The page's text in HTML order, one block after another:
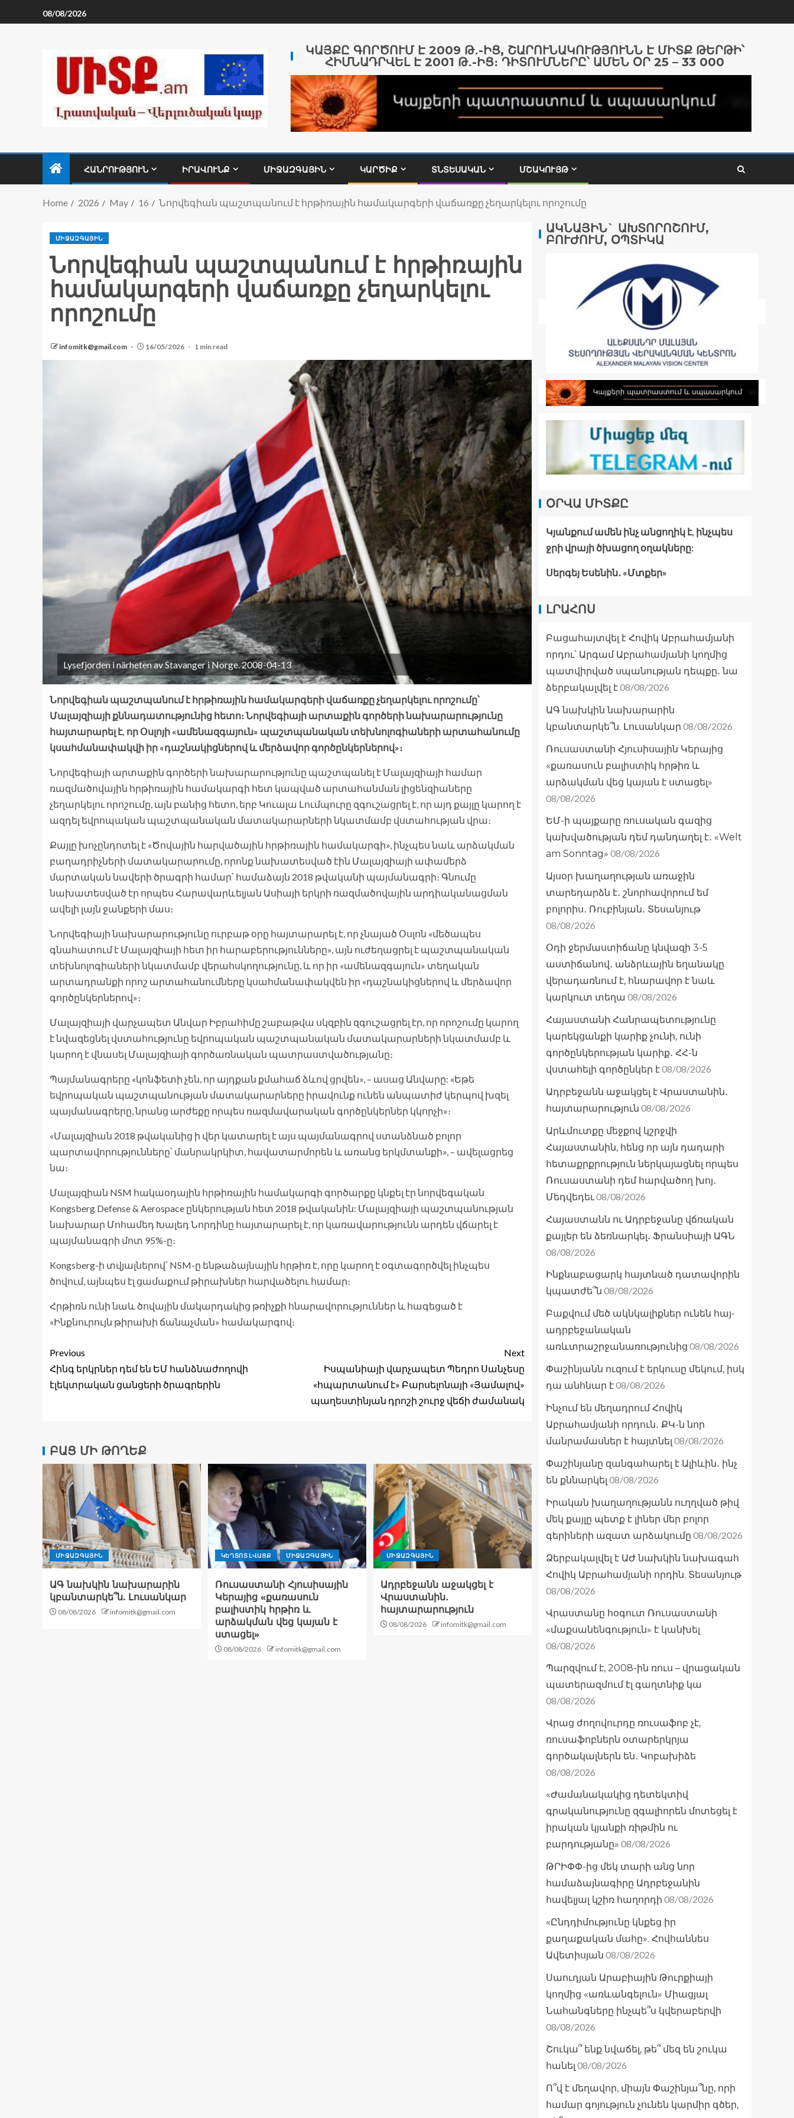
08/08/2026
ԿԱՅՔԸ ԳՈՐԾՈՒՄ Է 2009 Թ․-ԻՑ, ՇԱՐՈՒՆԱԿՈՒԹՅՈՒՆՆ Է ՄԻՏՔ ԹԵՐԹԻ՝
ՀԻՄՆԱԴՐՎԵԼ Է 2001 Թ․-ԻՑ։ ԴԻՏՈՒՄՆԵՐԸ՝ ԱՄԵՆ ՕՐ 25 – 33 000
ՀԱՆՐՈՒԹՅՈՒՆ ԻՐԱՎՈՒՆՔ ՄԻՋԱԶԳԱՅԻՆ ԿԱՐԾԻՔ ՏՆՏԵՍԱԿԱՆ ՄՇԱԿՈՒՅԹ
Home 2026 May 16 Նորվեգիան պաշտպանում է հրթիռային համակարգերի վաճառքը չեղարկելու որոշումը
ՄԻՋԱԶԳԱՅԻՆ
Նորվեգիան պաշտպանում է հրթիռային
համակարգերի վաճառքը չեղարկելու
որոշումը
infomitk@gmail.com 16/05/2026 1 min read
Lysefjorden i närheten av Stavanger i Norge. 2008-04-13
Նորվեգիան պաշտպանում է հրթիռային համակարգերի վաճառքը չեղարկելու որոշումը՝
Մալայզիայի քննադատությունից հետո։ Նորվեգիայի արտաքին գործերի նախարարությունը
հայտարարել է, որ Օսլոյի «ամենազգայուն» պաշտպանական տեխնոլոգիաների արտահանումը
կսահմանափակվի իր «դաշնակիցներով և մերձավոր գործընկերներով»։
Նորվեգիայի արտաքին գործերի նախարարությունը պաշտպանել է Մալայզիայի համար
ռազմածովային հրթիռային համակարգի հետ կապված արտահանման լիցենզիաները
չեղարկելու որոշումը, այն բանից հետո, երբ Կուալա Լումպուրը զգուշացրել է, որ այդ քայլը կարող է
ազդել եվրոպական պաշտպանական մատակարարների նկատմամբ վստահության վրա։
Քայլը խոչընդոտել է «Ծովային հարվածային հրթիռային համակարգի», ինչպես նաև արձակման
բաղադրիչների մատակարարումը, որոնք նախատեսված էին Մալայզիայի ափամերձ
մարտական ​​նավերի ծրագրի համար՝ համաձայն 2018 թվականի պայմանագրի։ Գնումը
նախատեսված էր որպես Հարավարևելյան Ասիայի երկրի ռազմածովային արդիականացման
ավելի լայն ջանքերի մաս։
Նորվեգիայի նախարարությունը ուրբաթ օրը հայտարարել է, որ չնայած Օսլոն «մեծապես
գնահատում է Մալայզիայի հետ իր հարաբերությունները», այն ուժեղացրել է պաշտպանական
տեխնոլոգիաների նկատմամբ վերահսկողությունը, և որ իր «ամենազգայուն» տեղական
արտադրանքի որոշ արտահանումները կսահմանափակվեն իր «դաշնակիցներով և մերձավոր
գործընկերներով»։
Մալայզիայի վարչապետ Անվար Իբրահիմը շաբաթվա սկզբին զգուշացրել էր, որ որոշումը կարող
է նվազեցնել վստահությունը եվրոպական պաշտպանական մատակարարների նկատմամբ և
կարող է վնասել Մալայզիայի գործառնական պատրաստվածությանը։
Պայմանագրերը «կոնֆետի չեն, որ այդքան քմահաճ ձևով ցրվեն», – ասաց Անվարը: «Եթե
եվրոպական պաշտպանության մատակարարները իրավունք ունեն անպատիժ կերպով խզել
պայմանագրերը, նրանց արժեքը որպես ռազմավարական գործընկերներ կկորչի»։
«Մալայզիան 2018 թվականից ի վեր կատարել է այս պայմանագրով ստանձնած բոլոր
պարտավորությունները՝ մանրակրկիտ, հավատարմորեն և առանց երկմտանքի», – ավելացրեց
նա։
Մալայզիան NSM հակաօդային հրթիռային համակարգի գործարքը կնքել էր նորվեգական
Kongsberg Defense & Aerospace ընկերության հետ 2018 թվականին: Մալայզիայի պաշտպանության
նախարար Մոհամեդ Խալեդ Նորդինը հայտարարել է, որ կառավարությունն արդեն վճարել է
պայմանագրի մոտ 95%-ը։
Kongsberg-ի տվյալներով՝ NSM-ը ենթաձայնային հրթիռ է, որը կարող է օգտագործվել ինչպես
ծովում, այնպես էլ ցամաքում թիրախներ հարվածելու համար։
Հրթիռն ունի նաև ծովային մակարդակից թռիչքի հնարավորություններ և հագեցած է
«Ինքնուրույն թիրախի ճանաչման» համակարգով։
Previous
Հինգ երկրներ դեմ են ԵՄ հանձնաժողովի
էլեկտրական ցանցերի ծրագրերին
Next
Իսպանիայի վարչապետ Պեդրո Սանչեսը
«հպարտանում է» Բարսելոնայի «Յամալով»
պաղեստինյան դրոշի շուրջ վեճի ժամանակ
ԲԱՑ ՄԻ ԹՈՂԵՔ
ՄԻՋԱԶԳԱՅԻՆ
ԱԳ նախկին նախարարին
կբանտարկե՞ն. Լուսանկար
08/08/2026 infomitk@gmail.com
ԿԵՂՏՈՏ ԼՎԱՑՔ ՄԻՋԱԶԳԱՅԻՆ
Ռուսաստանի Հյուսիսային
Կերայից «քառասուն
բալիստիկ հրթիռ և
արձակման վեց կայան է
ստացել»
08/08/2026 infomitk@gmail.com
ՄԻՋԱԶԳԱՅԻՆ
Ադրբեջանն աջակցել է
Վրաստանին․
հայտարարություն
08/08/2026 infomitk@gmail.com
ԱԿՆԱՅԻՆ` ԱԽՏՈՐՈՇՈՒՄ,
ԲՈՒԺՈՒՄ, ՕՊՏԻԿԱ
ՕՐՎԱ ՄԻՏՔԸ
Կյանքում ամեն ինչ անցողիկ է, ինչպես
ջրի վրայի ծխացող օղակները:
Սերգեյ Եսենին․ «Մտքեր»
ԼՐԱՀՈՍ
Բացահայտվել է Հովիկ Աբրահամյանի
որդու՝ Արգամ Աբրահամյանի կողմից
պատվիրված սպանության դեպքը․ նա
ձերբակալվել է08/08/2026
ԱԳ նախկին նախարարին
կբանտարկե՞ն. Լուսանկար 08/08/2026
Ռուսաստանի Հյուսիսային Կերայից
«քառասուն բալիստիկ հրթիռ և
արձակման վեց կայան է ստացել»
08/08/2026
ԵՄ-ի պայքարը ռուսական գազից
կախվածության դեմ դանդաղել է․ «Welt
am Sonntag» 08/08/2026
Այսօր խաղաղության առաջին
տարեդարձն է․ շնորհավորում եմ
բոլորիս․ Ռուբինյան․ Տեսանյութ
08/08/2026
Օդի ջերմաստիճանը կնվազի 3-5
աստիճանով․ անձրևային եղանակը
վերադառնում է, հնարավոր է նաև
կարկուտ տեղա 08/08/2026
Հայաստանի Հանրապետությունը
կարեկցանքի կարիք չունի, ունի
գործընկերության կարիք․ ՀՀ-ն
վստահելի գործընկեր է08/08/2026
Ադրբեջանն աջակցել է Վրաստանին․
հայտարարություն 08/08/2026
Արևմուտքը մեջքով կշրջվի
Հայաստանին, հենց որ այն դադարի
հետաքրքրություն ներկայացնել որպես
Ռուսաստանի դեմ հարվածող խոյ․
Մեդվեդեւ08/08/2026
Հայաստանն ու Ադրբեջանը վճռական
քայլեր են ձեռնարկել․ Ֆրանսիայի ԱԳՆ
08/08/2026
Ինքնաբացարկ հայտնած դատավորին
կպատժե՞ն 08/08/2026
Բաքվում մեծ ակնկալիքներ ունեն հայ-
ադրբեջանական
առևտրաշրջանառությունից 08/08/2026
Փաշինյանն ուզում է երկուսը մեկում, իսկ
դա անհնար է08/08/2026
Ինչում են մեղադրում Հովիկ
Աբրահամյանի որդուն․ ՔԿ-ն նոր
մանրամասներ է հայտնել 08/08/2026
Փաշինյանը զանգահարել է Ալիևին․ ինչ
են քննարկել 08/08/2026
Իրական խաղաղությանն ուղղված թիվ
մեկ քայլը պետք է լիներ մեր բոլոր
գերիների ազատ արձակումը 08/08/2026
Ձերբակալվել է ԱԺ նախկին նախագահ
Հովիկ Աբրահամյանի որդին. Տեսանյութ
08/08/2026
Վրաստանը հօգուտ Ռուսաստանի
«մաքսանենգություն» է կանխել
08/08/2026
Պարզվում է, 2008-ին ռուս – վրացական
պատերազմում էլ գաղտնիք կա
08/08/2026
Վրաց ժողովուրդը ռուսաֆոբ չէ,
ռուսաֆոբներն օտարերկրյա
գործակալներն են․ Կոբախիձե
08/08/2026
«Ժամանակակից դետեկտիվ
գրականությունը զգալիորեն մոտեցել է
իրական կյանքի ռիթմին ու
բարդությանը» 08/08/2026
ԹՐԻՓՓ-ից մեկ տարի անց նոր
համաձայնագիրը Ադրբեջանին
հավելյալ կշիռ հաղորդի 08/08/2026
«Ընդդիմությունը կնքեց իր
քաղաքական մահը». Հովհաննես
Ավետիսյան 08/08/2026
Սաուդյան Արաբիային Թուրքիայի
կողմից «առևանգելուն» Միացյալ
Նահանգները ինչպե՞ս կվերաբերվի
08/08/2026
Շուկա՞ ենք նվաճել, թե՞ մեզ են շուկա
հանել 08/08/2026
Ո՞վ է մեղավոր, միայն Փաշինյա՞նը, որի
համար գոյություն չունեն կարմիր գծեր,